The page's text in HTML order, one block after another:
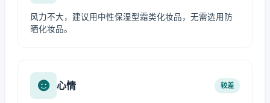
风力不大，建议用中性保湿型霜类化妆品，无需选用防
晒化妆品。
心情 较差